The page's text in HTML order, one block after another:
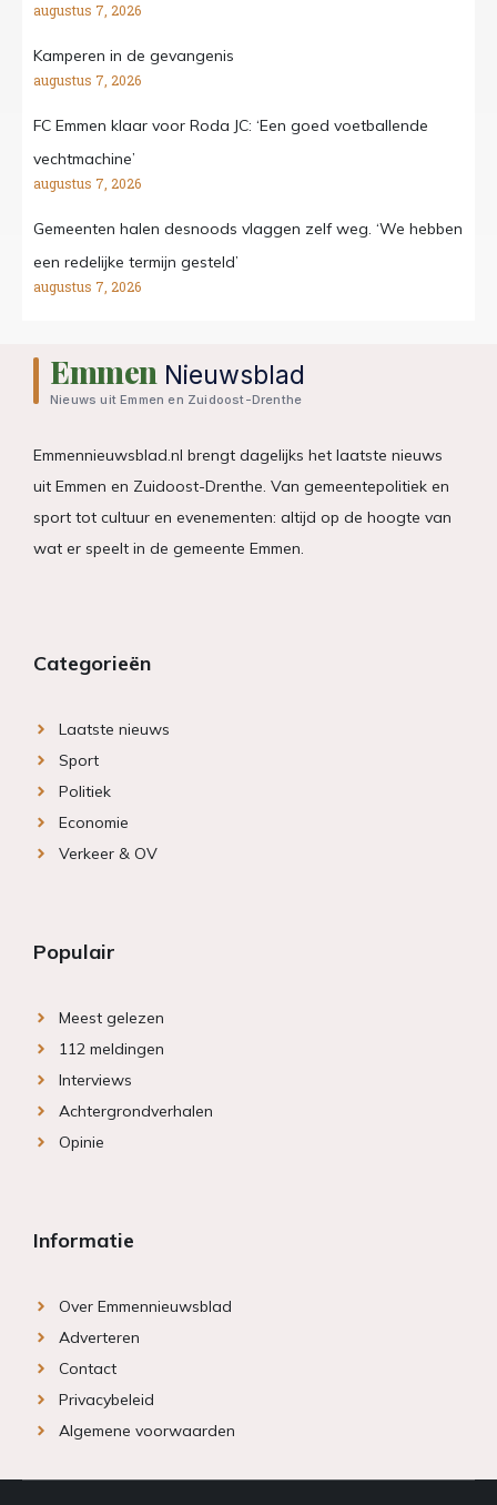
augustus 7, 2026
Kamperen in de gevangenis
augustus 7, 2026
FC Emmen klaar voor Roda JC: ‘Een goed voetballende
vechtmachine’
augustus 7, 2026
Gemeenten halen desnoods vlaggen zelf weg. ‘We hebben
een redelijke termijn gesteld’
augustus 7, 2026
Emmen Nieuwsblad
Nieuws uit Emmen en Zuidoost-Drenthe
Emmennieuwsblad.nl brengt dagelijks het laatste nieuws
uit Emmen en Zuidoost-Drenthe. Van gemeentepolitiek en
sport tot cultuur en evenementen: altijd op de hoogte van
wat er speelt in de gemeente Emmen.
Categorieën
Laatste nieuws
Sport
Politiek
Economie
Verkeer & OV
Populair
Meest gelezen
112 meldingen
Interviews
Achtergrondverhalen
Opinie
Informatie
Over Emmennieuwsblad
Adverteren
Contact
Privacybeleid
Algemene voorwaarden